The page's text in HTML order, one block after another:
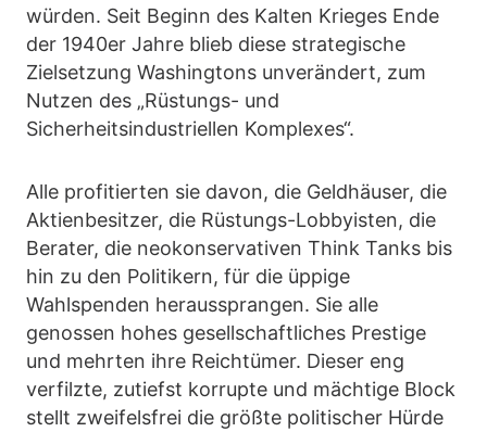
würden. Seit Beginn des Kalten Krieges Ende
der 1940er Jahre blieb diese strategische
Zielsetzung Washingtons unverändert, zum
Nutzen des „Rüstungs- und
Sicherheitsindustriellen Komplexes“.
Alle profitierten sie davon, die Geldhäuser, die
Aktienbesitzer, die Rüstungs-Lobbyisten, die
Berater, die neokonservativen Think Tanks bis
hin zu den Politikern, für die üppige
Wahlspenden heraussprangen. Sie alle
genossen hohes gesellschaftliches Prestige
und mehrten ihre Reichtümer. Dieser eng
verfilzte, zutiefst korrupte und mächtige Block
stellt zweifelsfrei die größte politischer Hürde